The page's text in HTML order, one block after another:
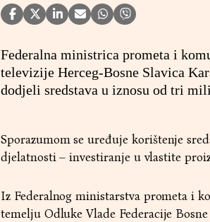
Federalna ministrica prometa i
televizije Herceg-Bosne Slavica
dodjeli sredstava u iznosu od tri
Sporazumom se uređuje korištenje
djelatnosti – investiranje u vlastite
Iz Federalnog ministarstva prometa i
temelju Odluke Vlade Federacije